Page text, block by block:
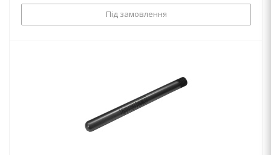
Під замовлення